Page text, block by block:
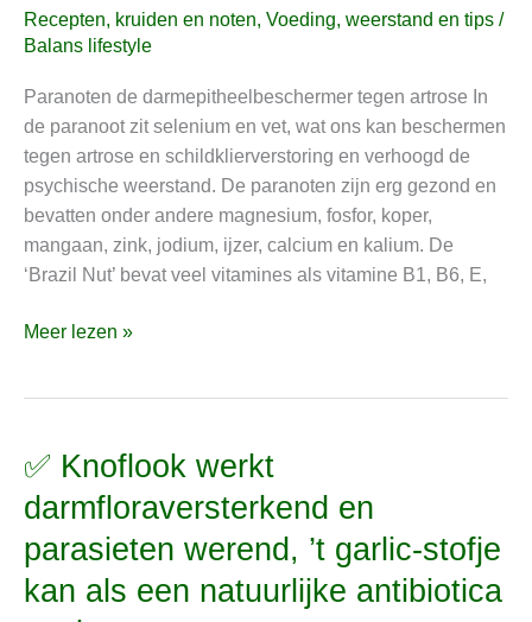
Recepten, kruiden en noten, Voeding, weerstand en tips /
Balans lifestyle
Paranoten de darmepitheelbeschermer tegen artrose In
de paranoot zit selenium en vet, wat ons kan beschermen
tegen artrose en schildklierverstoring en verhoogd de
psychische weerstand. De paranoten zijn erg gezond en
bevatten onder andere magnesium, fosfor, koper,
mangaan, zink, jodium, ijzer, calcium en kalium. De
‘Brazil Nut’ bevat veel vitamines als vitamine B1, B6, E,
maar
pas
vanwege
de
hoge
seleniumgehalte,
eet
er
niet
dan
olienoten
Meer lezen »
✅ Knoflook werkt
darmfloraversterkend en
parasieten werend, ’t garlic-stofje
kan als een natuurlijke antibiotica
✅
werkt
darmfloraversterkend
en
parasieten